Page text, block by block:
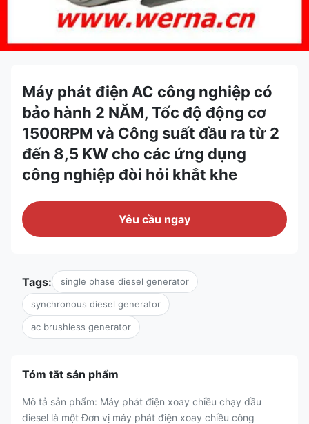
Máy phát điện AC công nghiệp có
bảo hành 2 NĂM, Tốc độ động cơ
1500RPM và Công suất đầu ra từ 2
đến 8,5 KW cho các ứng dụng
công nghiệp đòi hỏi khắt khe
Yêu cầu ngay
Tags: single phase diesel generator
synchronous diesel generator
ac brushless generator
Tóm tắt sản phẩm
Mô tả sản phẩm: Máy phát điện xoay chiều chạy dầu
diesel là một Đơn vị máy phát điện xoay chiều công